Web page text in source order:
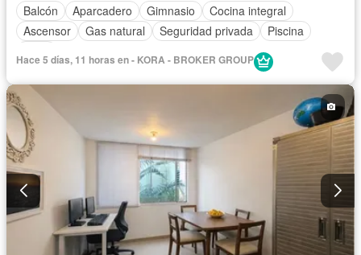
Balcón
Aparcadero Gimnasio
Cocina integral
Ascensor
Gas natural Seguridad privada
Piscina
Hace 5 días, 11 horas en - KORA - BROKER GROUP